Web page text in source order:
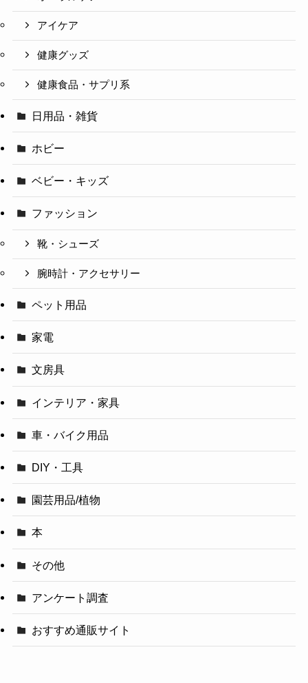
アイケア
健康グッズ
健康食品・サプリ系
日用品・雑貨
ホビー
ベビー・キッズ
ファッション
靴・シューズ
腕時計・アクセサリー
ペット用品
家電
文房具
インテリア・家具
車・バイク用品
DIY・工具
園芸用品/植物
本
その他
アンケート調査
おすすめ通販サイト